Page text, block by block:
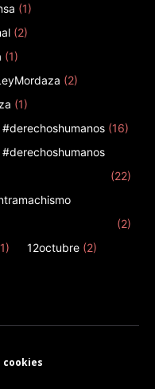
(1)
(2)
(1)
(2)
(1)
(16)
(22)
(2)
12octubre (2)
cookies